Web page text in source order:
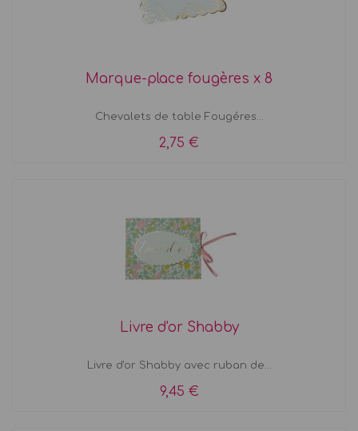
Marque-place fougères x 8
Chevalets de table Fougéres...
2,75 €
Livre d'or Shabby
Livre d'or Shabby avec ruban de...
9,45 €